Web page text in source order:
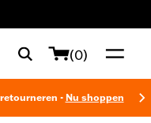
(0)
- Nu shoppen